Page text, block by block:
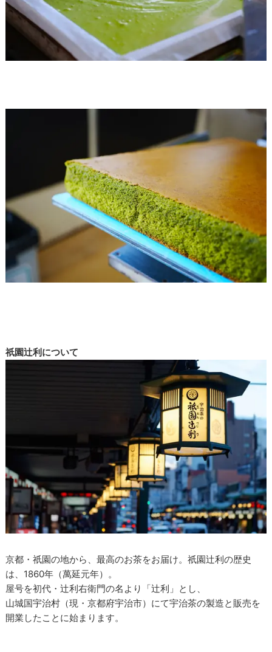
祇園辻利について
京都・祇園の地から、最高のお茶をお届け。祇園辻利の歴史
は、1860年（萬延元年）。
屋号を初代・辻利右衛門の名より「辻利」とし、
山城国宇治村（現・京都府宇治市）にて宇治茶の製造と販売を
開業したことに始まります。